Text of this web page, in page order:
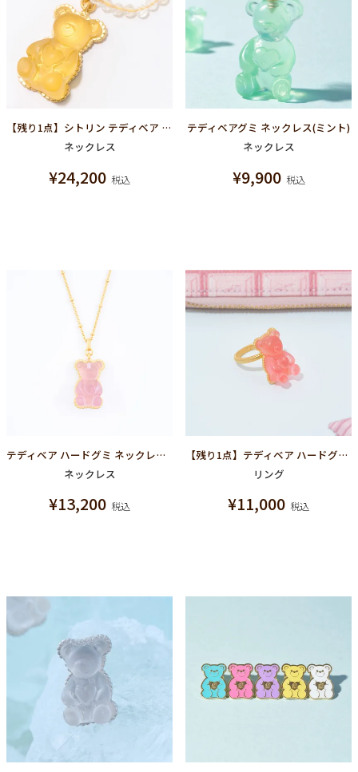
【残り1点】シトリン テディベア ハードグミ ネックレス（レモン）
ネックレス
¥24,200 税込
テディベアグミ ネックレス(ミント)
ネックレス
¥9,900 税込
テディベア ハードグミ ネックレス（グレープ）
ネックレス
¥13,200 税込
【残り1点】テディベア ハードグミ リング（ストロベリー）
リング
¥11,000 税込